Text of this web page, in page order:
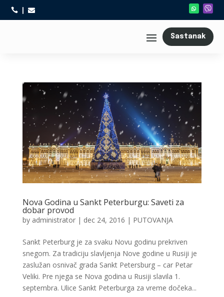
 
Sastanak
Nova Godina u Sankt Peterburgu: Saveti za
dobar provod
by administrator| dec 24, 2016 | PUTOVANJA
Sankt Peterburg je za svaku Novu godinu prekriven
snegom. Za tradiciju slavljenja Nove godine u Rusiji je
zaslužan osnivač grada Sankt Petersburg – car Petar
Veliki. Pre njega se Nova godina u Rusiji slavila 1.
septembra. Ulice Sankt Peterburga za vreme dočeka...